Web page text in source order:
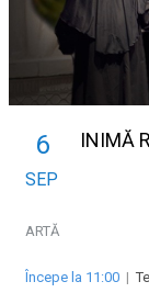
6
SEP
INIMĂ
ARTĂ
Începe la 11:00 |